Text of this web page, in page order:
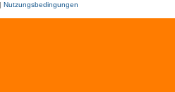
Nutzungsbedingungen